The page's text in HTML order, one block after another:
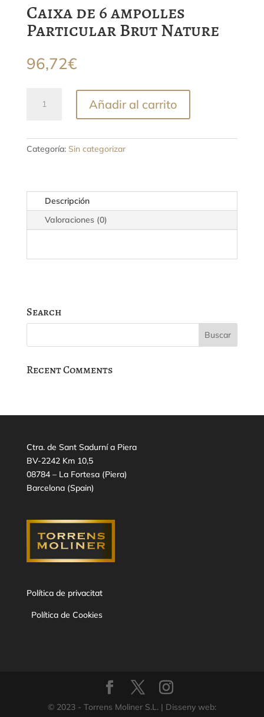
Caixa de 6 ampolles
Particular Brut Nature
96,72€
Particular
cantidad
Añadir al carrito
Categoría: Sin categorizar
Descripción
Valoraciones (0)
Search
Recent Comments
Ctra. de Sant Sadurní a Piera
BV-2242 Km 10,5
08784 – La Fortesa (Piera)
Barcelona (Spain)
Política de privacitat
Política de Cookies
© 2023 - Torrens Moliner S.L. | Disseny web: